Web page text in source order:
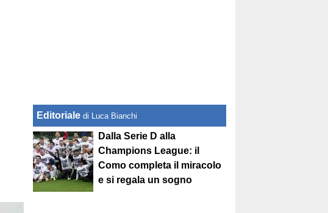
Editoriale di Luca Bianchi
Dalla Serie D alla
Champions League: il
Como completa il miracolo
e si regala un sogno